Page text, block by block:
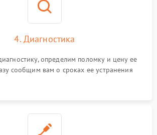
4. Диагностика
определим поломку и цену ее
сообщим вам о сроках ее устранения